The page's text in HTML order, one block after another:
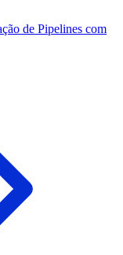
de Pipelines com